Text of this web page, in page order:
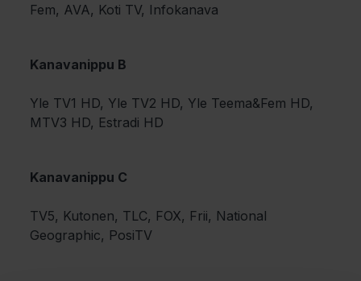
Fem, AVA, Koti TV, Infokanava
Kanavanippu B
Yle TV1 HD, Yle TV2 HD, Yle Teema&Fem HD,
MTV3 HD, Estradi HD
Kanavanippu C
TV5, Kutonen, TLC, FOX, Frii, National
Geographic, PosiTV